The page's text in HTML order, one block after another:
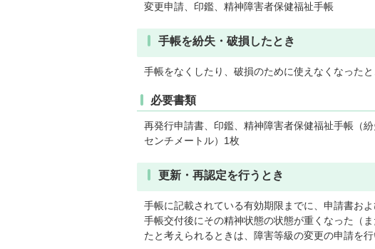
変更申請、印鑑、精神障害者保健福祉手帳
手帳を紛失・破損したとき
手帳をなくしたり、破損のために使えなくなった
必要書類
再発行申請書、印鑑、精神障害者保健福祉手帳（
センチメートル）1枚
更新・再認定を行うとき
手帳に記載されている有効期限までに、申請書お
手帳交付後にその精神状態の状態が重くなった（
たと考えられるときは、障害等級の変更の申請を